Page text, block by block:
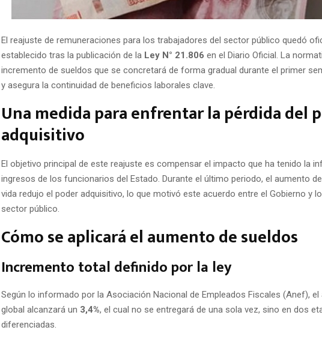
El reajuste de remuneraciones para los trabajadores del sector público quedó
establecido tras la publicación de la Ley N° 21.806 en el Diario Oficial. La
incremento de sueldos que se concretará de forma gradual durante el primer
y asegura la continuidad de beneficios laborales clave.
Una medida para enfrentar la pérdida del
adquisitivo
El objetivo principal de este reajuste es compensar el impacto que ha tenido la
ingresos de los funcionarios del Estado. Durante el último periodo, el aumento
vida redujo el poder adquisitivo, lo que motivó este acuerdo entre el Gobierno y
sector público.
Cómo se aplicará el aumento de sueldos
Incremento total definido por la ley
Según lo informado por la Asociación Nacional de Empleados Fiscales (Anef), el
global alcanzará un 3,4%, el cual no se entregará de una sola vez, sino en dos
diferenciadas.